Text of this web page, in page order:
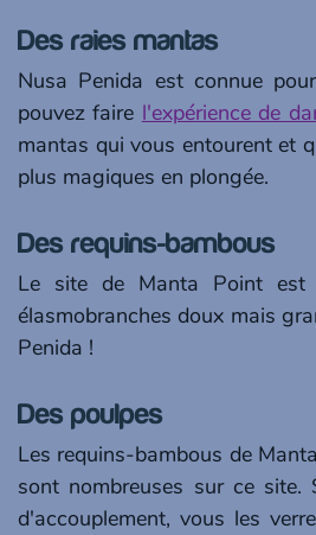
Des raies mantas
Nusa Penida est connue
pouvez faire l'expérience de
mantas qui vous entourent et
plus magiques en plongée.
Des requins-bambous
Le site de Manta Point est
élasmobranches doux mais
Penida !
Des poulpes
Les requins-bambous de
sont nombreuses sur ce
d'accouplement, vous les